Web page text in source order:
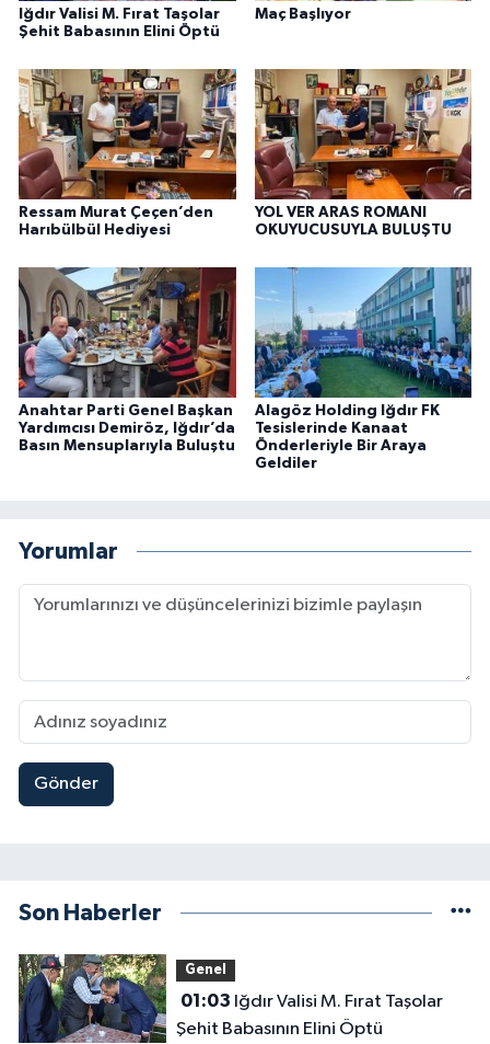
Iğdır Valisi M. Fırat Taşolar
Şehit Babasının Elini Öptü
Maç Başlıyor
Ressam Murat Çeçen’den
Harıbülbül Hediyesi
YOL VER ARAS ROMANI
OKUYUCUSUYLA BULUŞTU
Anahtar Parti Genel Başkan
Yardımcısı Demiröz, Iğdır’da
Basın Mensuplarıyla Buluştu
Alagöz Holding Iğdır FK
Tesislerinde Kanaat
Önderleriyle Bir Araya
Geldiler
Yorumlar
Gönder
Son Haberler
Genel
01:03
Şehit Babasının Elini Öptü